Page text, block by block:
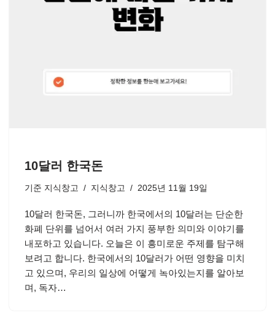
10달러 한국돈
기준 지식창고 지식창고 2025년 11월 19일
10달러 한국돈, 그러니까 한국에서의 10달러는 단순한
화폐 단위를 넘어서 여러 가지 풍부한 의미와 이야기를
내포하고 있습니다. 오늘은 이 흥미로운 주제를 탐구해
보려고 합니다. 한국에서의 10달러가 어떤 영향을 미치
고 있으며, 우리의 일상에 어떻게 녹아있는지를 알아보
며, 독자…